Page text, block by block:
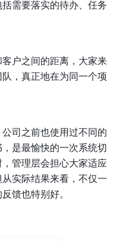
需要落实的待办、任务
户之间的距离，大家来
，真正地在为同一个项
司之前也使用过不同的
是最愉快的一次系统切
管理层会担心大家适应
实际结果来看，不仅一
馈也特别好。